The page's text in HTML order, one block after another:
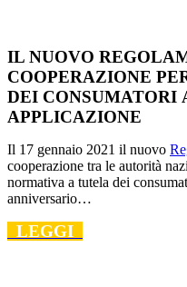
IL NUOVO
COOPERAZIONE
DEI CONSUMATORI
APPLICAZIONE
Il 17 gennaio 2021 il nuovo
cooperazione tra le autorità
normativa a tutela dei
anniversario…
LEGGI